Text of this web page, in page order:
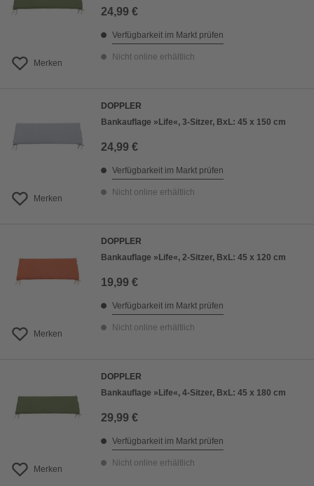
Merken
24,99 €
Verfügbarkeit im Markt prüfen
Nicht online erhältlich
Merken
DOPPLER
Bankauflage »Life«, 3-Sitzer, BxL: 45 x 150 cm
24,99 €
Verfügbarkeit im Markt prüfen
Nicht online erhältlich
Merken
DOPPLER
Bankauflage »Life«, 2-Sitzer, BxL: 45 x 120 cm
19,99 €
Verfügbarkeit im Markt prüfen
Nicht online erhältlich
Merken
DOPPLER
Bankauflage »Life«, 4-Sitzer, BxL: 45 x 180 cm
29,99 €
Verfügbarkeit im Markt prüfen
Nicht online erhältlich